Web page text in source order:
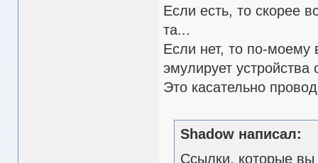
Если есть, то скорее
та...
Если нет, то по-моему
эмулирует устройства
Это касательно
Shadow написал:
Ссылки, которые